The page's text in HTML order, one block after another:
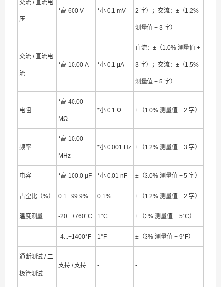
交流 / 直流电
压
*高 600 V *小 0.1 mV 2 字）；交流：±（1.2%
测量值 + 3 字）
交流 / 直流电
流
*高 10.00 A *小 0.1 μA
直流：±（1.0% 测量值 +
3 字）；交流：±（1.5%
测量值 + 5 字）
电阻
*高 40.00
MΩ
*小 0.1 Ω ±（1.0% 测量值 + 2 字）
频率
*高 10.00
MHz
*小 0.001 Hz ±（1.2% 测量值 + 3 字）
电容 *高 100.0 µF *小 0.01 nF ±（3.0% 测量值 + 5 字）
占空比（%） 0.1...99.9% 0.1% ±（1.2% 测量值 + 2 字）
温度测量 -20...+760°C 1°C ±（3% 测量值 + 5°C）
-4...+1400°F 1°F ±（3% 测量值 + 9°F）
通断测试 / 二
极管测试
支持 / 支持 - -